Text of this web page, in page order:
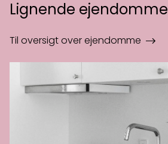
Lignende ejendomme
Til oversigt over ejendomme